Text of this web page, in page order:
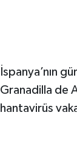
İspanya’nın
Granadilla de
hantavirüs